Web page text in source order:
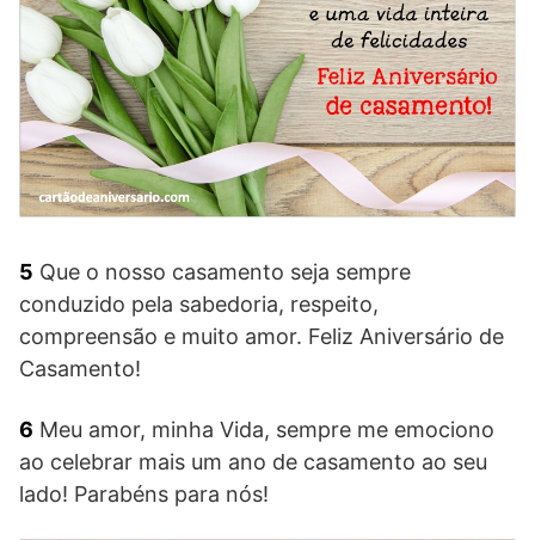
5 Que o nosso casamento seja sempre
conduzido pela sabedoria, respeito,
compreensão e muito amor. Feliz Aniversário de
Casamento!
6 Meu amor, minha Vida, sempre me emociono
ao celebrar mais um ano de casamento ao seu
lado! Parabéns para nós!